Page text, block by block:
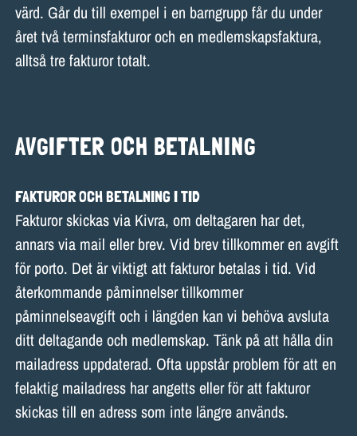
värd. Går du till exempel i en barngrupp får du under
året två terminsfakturor och en medlemskapsfaktura,
alltså tre fakturor totalt.
AVGIFTER OCH BETALNING
FAKTUROR OCH BETALNING I TID
Fakturor skickas via Kivra, om deltagaren har det,
annars via mail eller brev. Vid brev tillkommer en avgift
för porto. Det är viktigt att fakturor betalas i tid. Vid
återkommande påminnelser tillkommer
påminnelseavgift och i längden kan vi behöva avsluta
ditt deltagande och medlemskap. Tänk på att hålla din
mailadress uppdaterad. Ofta uppstår problem för att en
felaktig mailadress har angetts eller för att fakturor
skickas till en adress som inte längre används.